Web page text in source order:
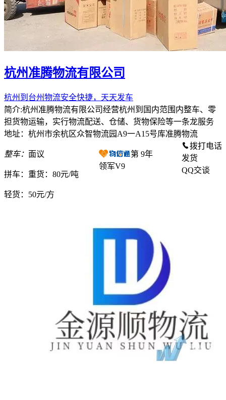
杭州准腾物流有限公司
杭州到台州物流安全快捷，天天发车
简介:杭州准腾物流有限公司经营杭州到国内范围内整车、零
担货物运输，实行物流配送、仓储、货物保险等一条龙服务
地址：杭州市余杭区众智物流园A9一A15号库准腾物流
整车： 面议
拼车： 重货：80元/吨
轻货： 50元/方
第 9年
领军V9
拨打电话
发货
QQ交谈